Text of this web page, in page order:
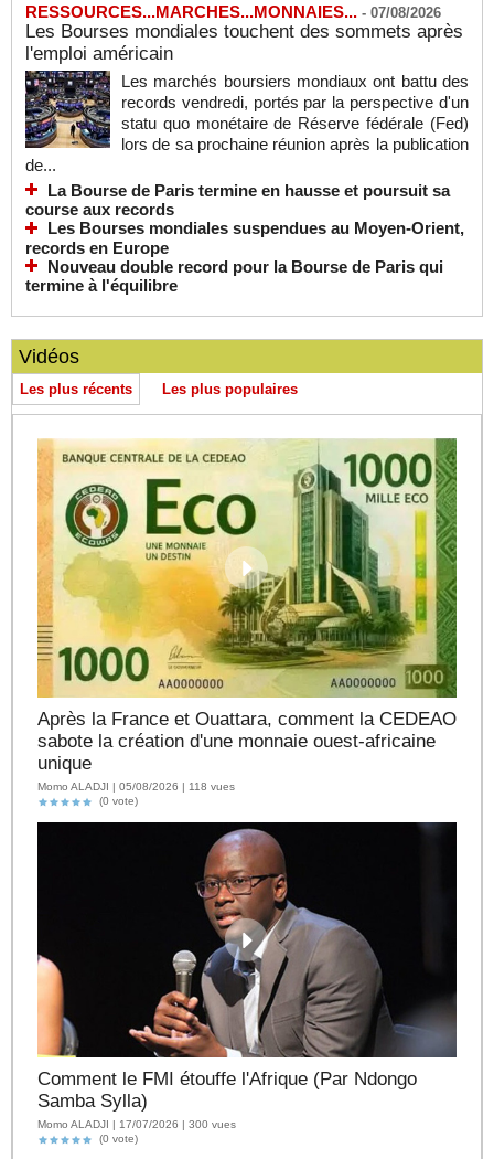
RESSOURCES...MARCHES...MONNAIES... - 07/08/2026
Les Bourses mondiales touchent des sommets après
l'emploi américain
Les marchés boursiers mondiaux ont battu des
records vendredi, portés par la perspective d'un
statu quo monétaire de Réserve fédérale (Fed)
lors de sa prochaine réunion après la publication
de...
La Bourse de Paris termine en hausse et poursuit sa
course aux records
Les Bourses mondiales suspendues au Moyen-Orient,
records en Europe
Nouveau double record pour la Bourse de Paris qui
termine à l'équilibre
Vidéos
Les plus récents Les plus populaires
Après la France et Ouattara, comment la CEDEAO
sabote la création d'une monnaie ouest-africaine
unique
Momo ALADJI | 05/08/2026 | 118 vues
(0 vote)
Comment le FMI étouffe l'Afrique (Par Ndongo
Samba Sylla)
Momo ALADJI | 17/07/2026 | 300 vues
(0 vote)